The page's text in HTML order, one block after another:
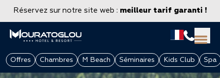
Réservez sur notre site web : meilleur tarif garanti !
Offres Chambres M Beach Séminaires Kids Club Spa